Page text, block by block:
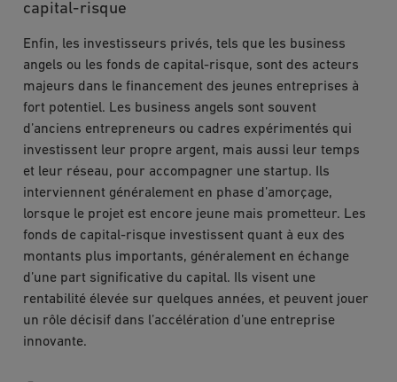
capital-risque
Enfin, les investisseurs privés, tels que les business
angels ou les fonds de capital-risque, sont des acteurs
majeurs dans le financement des jeunes entreprises à
fort potentiel. Les business angels sont souvent
d’anciens entrepreneurs ou cadres expérimentés qui
investissent leur propre argent, mais aussi leur temps
et leur réseau, pour accompagner une startup. Ils
interviennent généralement en phase d’amorçage,
lorsque le projet est encore jeune mais prometteur. Les
fonds de capital-risque investissent quant à eux des
montants plus importants, généralement en échange
d’une part significative du capital. Ils visent une
rentabilité élevée sur quelques années, et peuvent jouer
un rôle décisif dans l’accélération d’une entreprise
innovante.